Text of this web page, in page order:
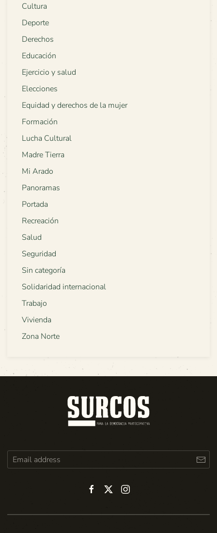
Cultura
Deporte
Derechos
Educación
Ejercicio y salud
Elecciones
Equidad y derechos de la mujer
Formación
Lucha Cultural
Madre Tierra
Mi Arado
Panoramas
Portada
Recreación
Salud
Seguridad
Sin categoría
Solidaridad internacional
Trabajo
Vivienda
Zona Norte